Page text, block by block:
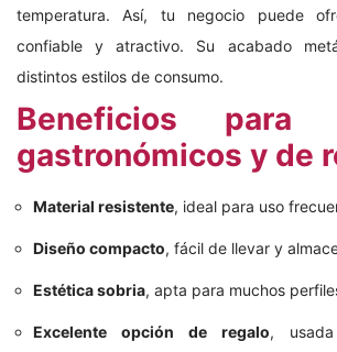
temperatura. Así, tu negocio puede
confiable y atractivo. Su acabado
distintos estilos de consumo.
Beneficios para
gastronómicos y de
Material resistente, ideal para uso
Diseño compacto, fácil de llevar y
Estética sobria, apta para muchos
Excelente opción de regalo,